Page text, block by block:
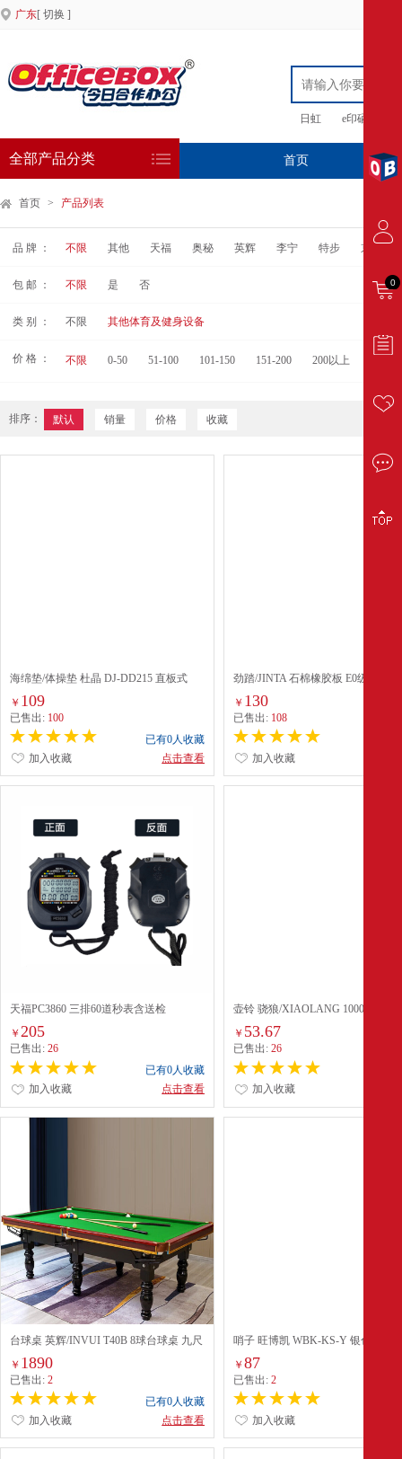
广东[ 切换 ]
日虹 e印硒鼓
全部产品分类 首页 专
首页 > 产品列表
品 牌 ： 不限 其他 天福 奥秘 英辉 李宁 特步 京东京
包 邮 ： 不限 是 否
类 别 ： 不限 其他体育及健身设备
价 格 ： 不限 0-50 51-100 101-150 151-200 200以上
排序： 默认 销量 价格 收藏
海绵垫/体操垫 杜晶 DJ-DD215 直板式
TPE 绿色
￥ 109
已售出: 100
已有0人收藏
点击查看
加入收藏
劲踏/JINTA 石棉橡胶板 E0级 PVC
￥ 130
已售出: 108
加入收藏
天福PC3860 三排60道秒表含送检
￥ 205
已售出: 26
已有0人收藏
点击查看
加入收藏
壶铃 骁狼/XIAOLANG
色 1
￥ 53.67
已售出:26
加入收藏
台球桌 英辉/INVUI T40B 8球台球桌 九尺
￥ 1890
已售出: 2
已有0人收藏
点击查看
加入收藏
哨子 旺博凯 WBK-KS-Y 银色 10
￥87
已售出:2
加入收藏
0